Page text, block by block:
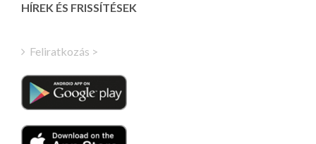
HÍREK ÉS FRISSÍTÉSEK
Feliratkozás >